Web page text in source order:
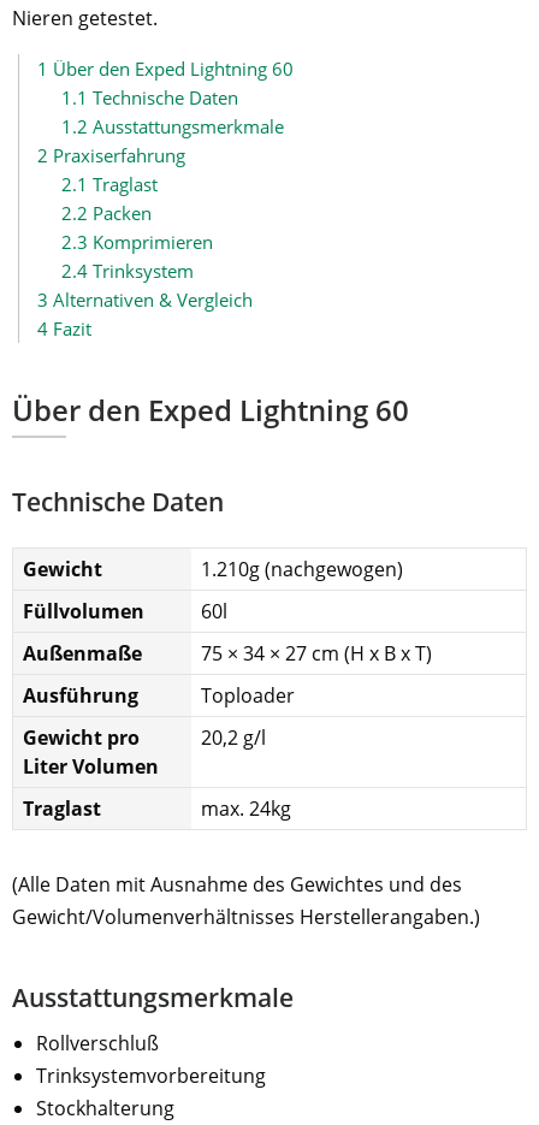
Nieren getestet.
1 Über den Exped Lightning 60
1.1 Technische Daten
1.2 Ausstattungsmerkmale
2 Praxiserfahrung
2.1 Traglast
2.2 Packen
2.3 Komprimieren
2.4 Trinksystem
3 Alternativen & Vergleich
4 Fazit
Über den Exped Lightning 60
Technische Daten
Gewicht
1.210g (nachgewogen)
Füllvolumen
60l
Außenmaße
75 × 34 × 27 cm (H x B x T)
Ausführung
Toploader
Gewicht pro
Liter Volumen
20,2 g/l
Traglast max. 24kg
(Alle Daten mit Ausnahme des Gewichtes und des
Gewicht/Volumenverhältnisses Herstellerangaben.)
Ausstattungsmerkmale
Rollverschluß
Trinksystemvorbereitung
Stockhalterung